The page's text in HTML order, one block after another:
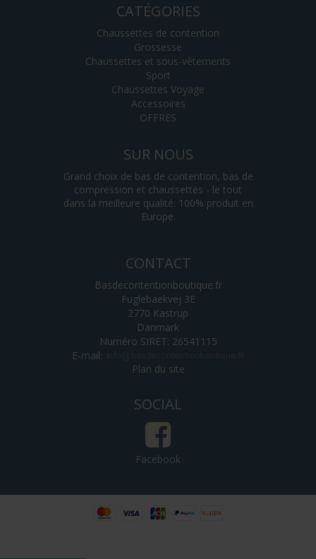
CATÉGORIES
Chaussettes de contention
Grossesse
Chaussettes et sous-vêtements
Sport
Chaussettes Voyage
Accessoires
OFFRES
SUR NOUS
Grand choix de bas de contention, bas de
compression et chaussettes - le tout
dans la meilleure qualité. 100% produit en
Europe.
CONTACT
Basdecontentionboutique.fr
Fuglebaekvej 3E
2770 Kastrup
Danmark
Numéro SIRET: 26541115
E-mail:
Plan du site
SOCIAL
Facebook